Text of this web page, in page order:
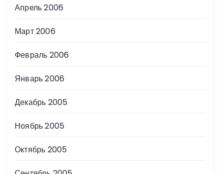
Апрель 2006
Март 2006
Февраль 2006
Январь 2006
Декабрь 2005
Ноябрь 2005
Октябрь 2005